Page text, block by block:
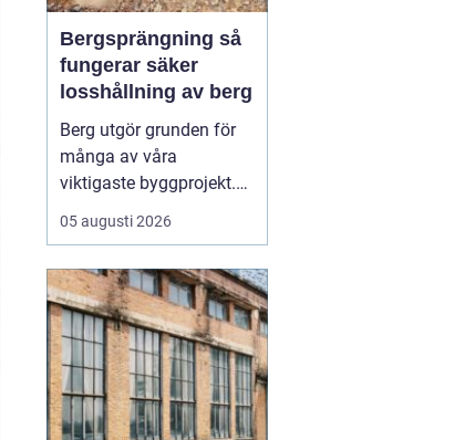
Bergsprängning så
fungerar säker
losshållning av berg
Berg utgör grunden för
många av våra
viktigaste byggprojekt.
När tunnlar, vägar,
källare och ledningar ska
den mest effektiva
vägen framåt. Samtidigt
väcker arbetet frågor:
hur går det till, hur säkert
är det och vilka krav st...
05 augusti 2026